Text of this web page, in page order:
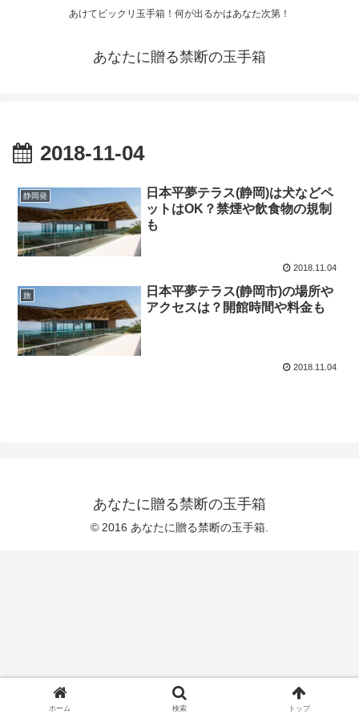
あけてビックリ玉手箱！何が出るかはあなた次第！
あなたに贈る禁断の玉手箱
2018-11-04
静岡発
日本平夢テラス(静岡)は犬などペ
ットはOK？禁煙や飲食物の規制
も
2018.11.04
旅
日本平夢テラス(静岡市)の場所や
アクセスは？開館時間や料金も
2018.11.04
あなたに贈る禁断の玉手箱
© 2016 あなたに贈る禁断の玉手箱.
ホーム 検索 トップ